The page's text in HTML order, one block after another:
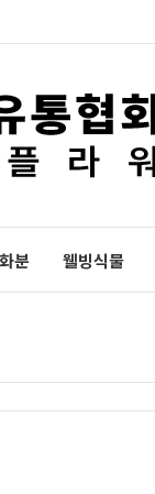
분 웰빙식물